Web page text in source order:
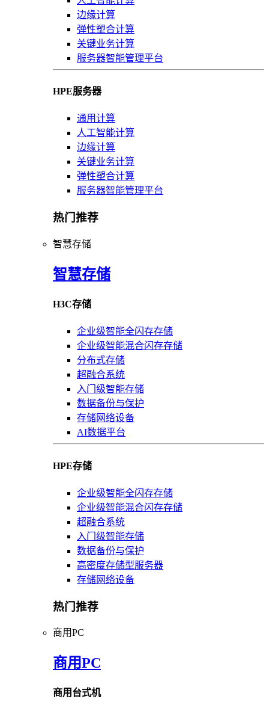
边缘计算
弹性塑合计算
关键业务计算
服务器智能管理平台
HPE服务器
通用计算
人工智能计算
边缘计算
关键业务计算
弹性塑合计算
服务器智能管理平台
热门推荐
智慧存储
智慧存储
H3C存储
企业级智能全闪存存储
企业级智能混合闪存存储
分布式存储
超融合系统
入门级智能存储
数据备份与保护
存储网络设备
AI数据平台
HPE存储
企业级智能全闪存存储
企业级智能混合闪存存储
超融合系统
入门级智能存储
数据备份与保护
高密度存储型服务器
存储网络设备
热门推荐
商用PC
商用PC
商用台式机